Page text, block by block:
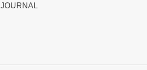
JOURNAL